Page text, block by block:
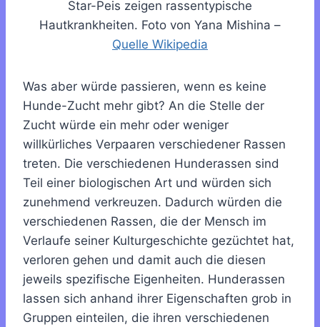
Star-Peis zeigen rassentypische
Hautkrankheiten. Foto von Yana Mishina –
Quelle Wikipedia
Was aber würde passieren, wenn es keine
Hunde-Zucht mehr gibt? An die Stelle der
Zucht würde ein mehr oder weniger
willkürliches Verpaaren verschiedener Rassen
treten. Die verschiedenen Hunderassen sind
Teil einer biologischen Art und würden sich
zunehmend verkreuzen. Dadurch würden die
verschiedenen Rassen, die der Mensch im
Verlaufe seiner Kulturgeschichte gezüchtet hat,
verloren gehen und damit auch die diesen
jeweils spezifische Eigenheiten. Hunderassen
lassen sich anhand ihrer Eigenschaften grob in
Gruppen einteilen, die ihren verschiedenen